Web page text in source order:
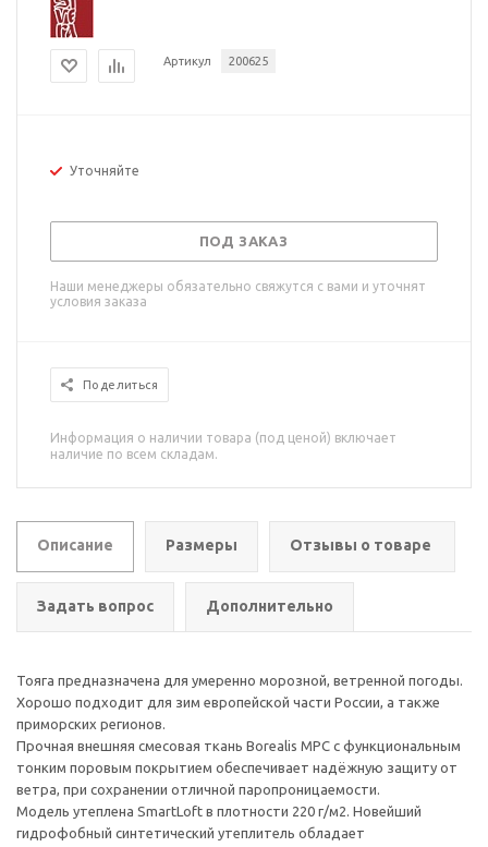
Артикул 200625
Уточняйте
ПОД ЗАКАЗ
Наши менеджеры обязательно свяжутся с вами и уточнят
условия заказа
Поделиться
Информация о наличии товара (под ценой) включает
наличие по всем складам.
Описание Размеры Отзывы о товаре
Задать вопрос Дополнительно
Тояга предназначена для умеренно морозной, ветренной погоды.
Хорошо подходит для зим европейской части России, а также
приморских регионов.
Прочная внешняя смесовая ткань Borealis MPC с функциональным
тонким поровым покрытием обеспечивает надёжную защиту от
ветра, при сохранении отличной паропроницаемости.
Модель утеплена SmartLoft в плотности 220 г/м2. Новейший
гидрофобный синтетический утеплитель обладает